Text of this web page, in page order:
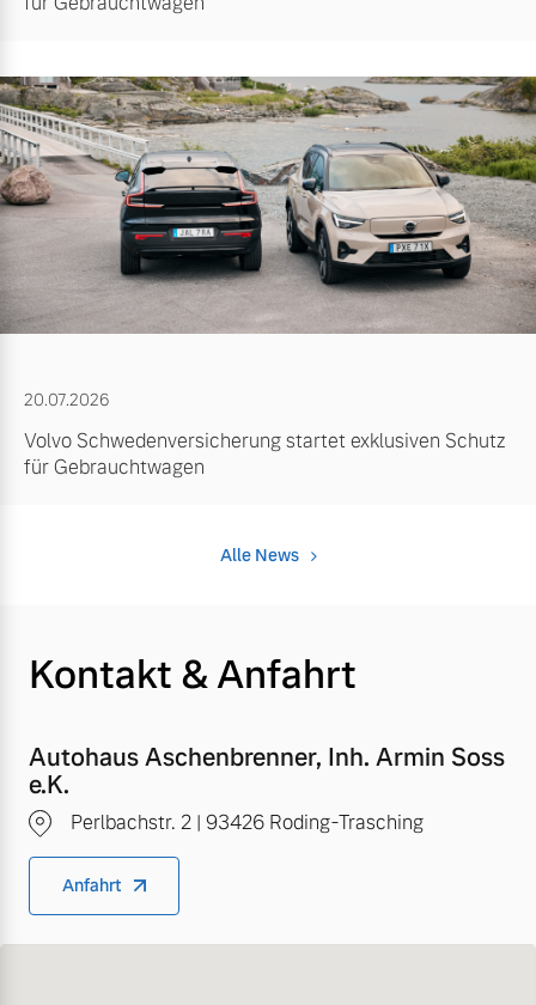
20.07.2026
Volvo Schwedenversicherung startet exklusiven Schutz
für Gebrauchtwagen
Alle News
Kontakt & Anfahrt
Autohaus Aschenbrenner, Inh. Armin Soss
e.K.
Perlbachstr. 2 | 93426 Roding-Trasching
Anfahrt